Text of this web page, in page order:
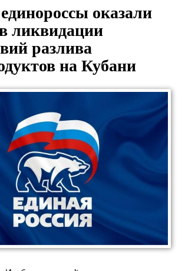
оказали
ликвидации
разлива
на Кубани